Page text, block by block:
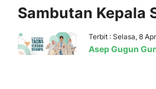
Sambutan Kepala
Terbit : Selasa, 8
Asep Gugun